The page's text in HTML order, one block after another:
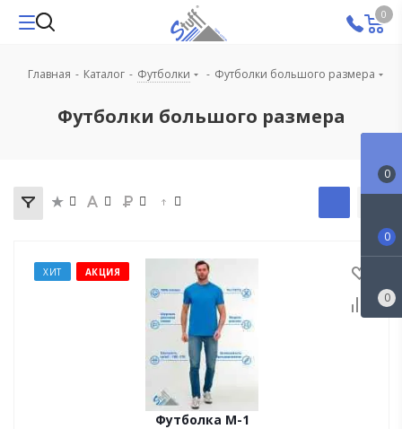
0
Футболки большого размера
Главная - Каталог - Футболки - Футболки большого размера
ХИТ АКЦИЯ
Футболка M-1
0
0
0